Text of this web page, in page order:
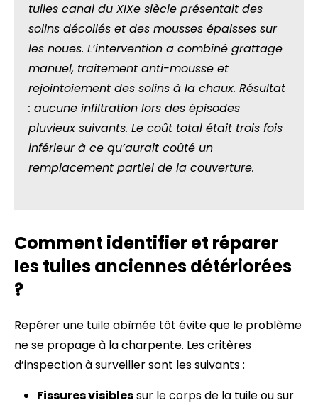
tuiles canal du XIXe siècle présentait des
solins décollés et des mousses épaisses sur
les noues. L’intervention a combiné grattage
manuel, traitement anti-mousse et
rejointoiement des solins à la chaux. Résultat
: aucune infiltration lors des épisodes
pluvieux suivants. Le coût total était trois fois
inférieur à ce qu’aurait coûté un
remplacement partiel de la couverture.
Comment identifier et réparer
les tuiles anciennes détériorées
?
Repérer une tuile abîmée tôt évite que le problème
ne se propage à la charpente. Les critères
d’inspection à surveiller sont les suivants :
Fissures visiblessur le corps de la tuile ou sur